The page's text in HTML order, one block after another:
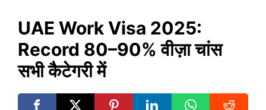
UAE Work Visa 2025:
Record 80–90% वीज़ा चांस
सभी कैटेगरी में